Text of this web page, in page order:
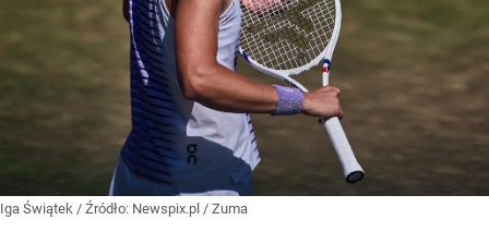
Iga Świątek / Źródło: Newspix.pl / Zuma